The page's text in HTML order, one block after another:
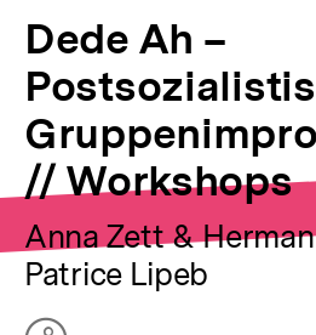
Postsozialistische
Gruppenimprovisation
Workshops
Dede Ah –
// Workshops
Anna Zett &
Patrice Lipeb